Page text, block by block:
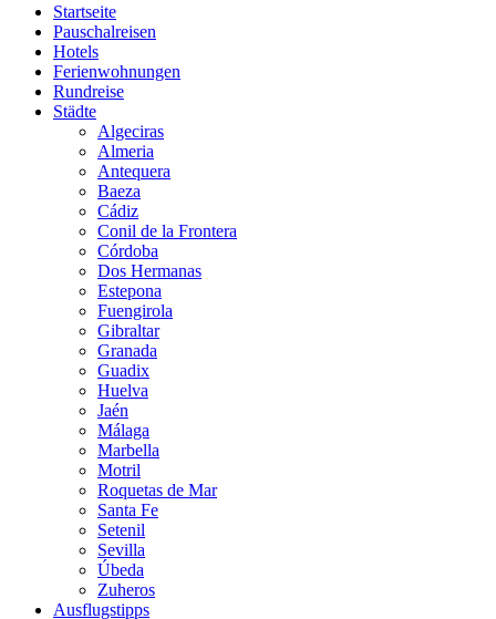
Startseite
Pauschalreisen
Hotels
Ferienwohnungen
Rundreise
Städte
Algeciras
Almeria
Antequera
Baeza
Cádiz
Conil de la Frontera
Córdoba
Dos Hermanas
Estepona
Fuengirola
Gibraltar
Granada
Guadix
Huelva
Jaén
Málaga
Marbella
Motril
Roquetas de Mar
Santa Fe
Setenil
Sevilla
Úbeda
Zuheros
Ausflugstipps